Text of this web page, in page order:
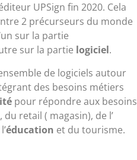
UPSign fin 2020. Cela
2 précurseurs du monde
sur la partie
sur la partie logiciel.
de logiciels autour
des besoins métiers
pour répondre aux besoins
, du retail ( magasin), de l’
éducation et du tourisme.